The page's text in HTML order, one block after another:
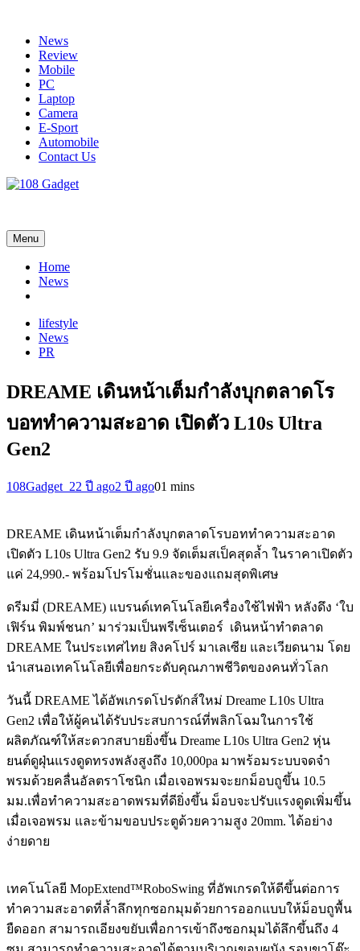
contentNews
Review
Mobile
PC
Laptop
Camera
E-Sport
Automobile
Contact Us
Menu
Home
News
lifestyle
News
PR
DREAME เดินหน้าเต็มกำลังบุกตลาดโร
บอททำความสะอาด เปิดตัว L10s Ultra
Gen2
108Gadget_22 ปี ago2 ปี ago01 mins
DREAME เดินหน้าเต็มกำลังบุกตลาดโรบอททำความสะอาด
เปิดตัว L10s Ultra Gen2 รับ 9.9 จัดเต็มสเป็คสุดล้ำ ในราคาเปิดตัว
แค่ 24,990.- พร้อมโปรโมชั่นและของแถมสุดพิเศษ
ดรีมมี่ (DREAME) แบรนด์เทคโนโลยีเครื่องใช้ไฟฟ้า หลังดึง ‘ใบ
เฟิร์น พิมพ์ชนก’ มาร่วมเป็นพรีเซ็นเตอร์ เดินหน้าทำตลาด
DREAME ในประเทศไทย สิงคโปร์ มาเลเซีย และเวียดนาม โดย
นำเสนอเทคโนโลยีเพื่อยกระดับคุณภาพชีวิตของคนทั่วโลก
วันนี้ DREAME ได้อัพเกรดโปรดักส์ใหม่ Dreame L10s Ultra
Gen2 เพื่อให้ผู้คนได้รับประสบการณ์ที่พลิกโฉมในการใช้
ผลิตภัณฑ์ให้สะดวกสบายยิ่งขึ้น Dreame L10s Ultra Gen2 หุ่น
ยนต์ดูฝุ่นแรงดูดทรงพลังสูงถึง 10,000pa มาพร้อมระบบจดจำ
พรมด้วยคลื่นอัลตราโซนิก เมื่อเจอพรมจะยกม็อบถูขึ้น 10.5
มม.เพื่อทำความสะอาดพรมที่ดียิ่งขึ้น ม็อบจะปรับเเรงดูดเพิ่มขึ้น
เมื่อเจอพรม และข้ามขอบประตูด้วยความสูง 20mm. ได้อย่าง
ง่ายดาย
เทคโนโลยี MopExtend™RoboSwing ที่อัพเกรดให้ดีขึ้นต่อการ
ทำความสะอาดที่ล้ำลึกทุกซอกมุมด้วยการออกแบบให้ม็อบถูพื้น
ยืดออก สามารถเอียงขยับเพื่อการเข้าถึงซอกมุมได้ลึกขึ้นถึง 4